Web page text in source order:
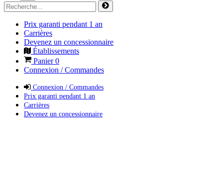
Prix garanti pendant 1 an
Carrières
Devenez un concessionnaire
Établissements
Panier0
Connexion / Commandes
Connexion / Commandes
Prix garanti pendant 1 an
Carrières
Devenez un concessionnaire